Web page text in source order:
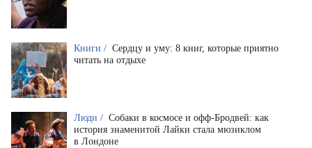
Книги / Сердцу и уму: 8 книг, которые приятно
читать на отдыхе
Люди / Собаки в космосе и офф-Бродвей: как
история знаменитой Лайки стала мюзиклом
в Лондоне